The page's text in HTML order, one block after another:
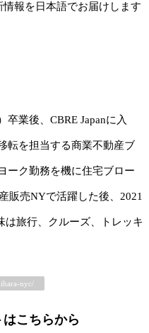
報を日本語でお届けします
業後、CBRE Japanに入
転を担当する商業不動産ブ
ーク勤務を機に住宅ブロー
販売NYで活躍した後、2021
は旅行、クルーズ、トレッキ
nyc/
こちらから